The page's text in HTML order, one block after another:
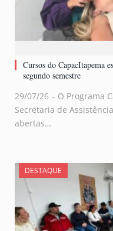
Cursos do CapacItapema
segundo semestre
29/07/26 – O Programa
Secretaria de
abertas…
DESTAQUE